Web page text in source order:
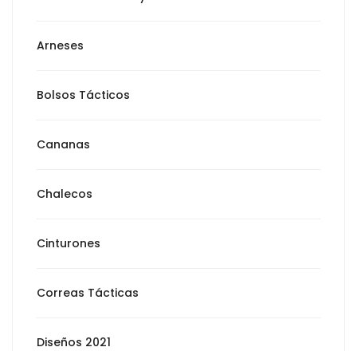
Arneses
Bolsos Tácticos
Cananas
Chalecos
Cinturones
Correas Tácticas
Diseños 2021